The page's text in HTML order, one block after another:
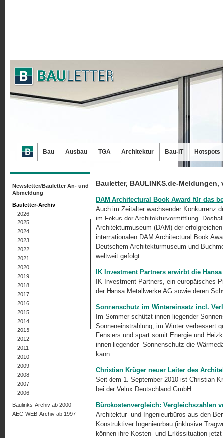
Bauletter, BAULINKS.de-Meldungen,
DAM Architectural Book Award für das
Auch im Zeitalter wachsender Konkurrenz
im Fokus der Architekturvermittlung.
Architekturmuseum (DAM) der
internationalen DAM Architectural Book
Deutschem Architekturmuseum und
weltweit gefolgt.
IK Investment Partners erwirbt die
IK Investment Partners, ein europäisches
der Hansa Metallwerke AG sowie deren
Sonnenschutz im Wintereinsatz incl.
Im Sommer schützt innen liegender
Sonneneinstrahlung, im Winter verbessert
Fensters und spart somit Energie und
innen liegender Sonnenschutz die
kann.
Christian Krüger neuer Leiter des
Seit dem 1. September 2010 ist Christian
bei der Velux Deutschland GmbH.
Bürokostenvergleich: Vergleichszahlen
Architektur- und Ingenieurbüros aus den
Konstruktiver Ingenieurbau (inklusive
können ihre Kosten- und Erlössituation
Newsletter/Bauletter An- und
Abmeldung
Bauletter-Archiv
2026
2025
2024
2023
2022
2021
2020
2019
2018
2017
2016
2015
2014
2013
2012
2011
2010
2009
2008
2007
2006
Baulinks-Archiv ab 2000
AEC-WEB-Archiv ab 1997
Bau Ausbau TGA Architektur Bau-IT Hotspots